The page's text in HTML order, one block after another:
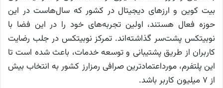
بیت کوین و ارزهای دیجیتال در کشور که سال‌هاست در این
حوزه فعال هستند، اولین تجربه‌های خود را در این فضا با
نوبیتکس پشت‌سر گذاشته‌اند. تمرکز نوبیتکس در جلب رضایت
کاربران از طریق پشتیبانی و توسعه خدمات، باعث شده است تا
این پلتفرم، مورداعتماد‌ترین صرافی رمزارز کشور به انتخاب بیش
از ۷ میلیون کاربر باشد.